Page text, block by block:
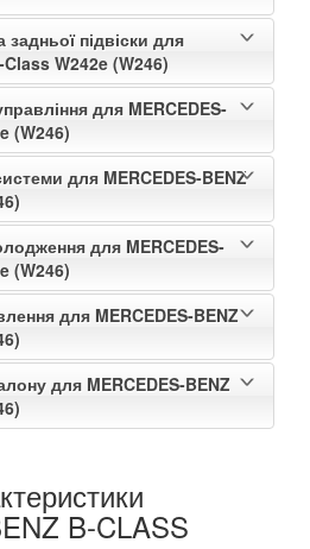
задньої підвіски для
W242e (W246)
для MERCEDES-
(W246)
для MERCEDES-BENZ
для MERCEDES-
(W246)
для MERCEDES-BENZ
для MERCEDES-BENZ
B-CLASS